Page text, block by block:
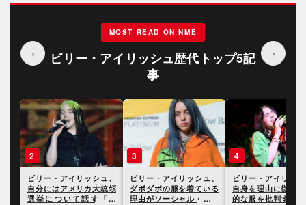
‹
MOST READ ON NME
ビリー・アイリッシュ歴代トップ5記
事
›
イリッシュ、
メリカ大統領
て話す「責
ビリー・アイリッシュ、
ダボダボの服を着ている
理由がソーシャル・メデ
4
ビリー・アイリッシュ、
自身を理由に従来の女性
的な服を批判する人たち
5
ビリー・
ストーカ
れた人物